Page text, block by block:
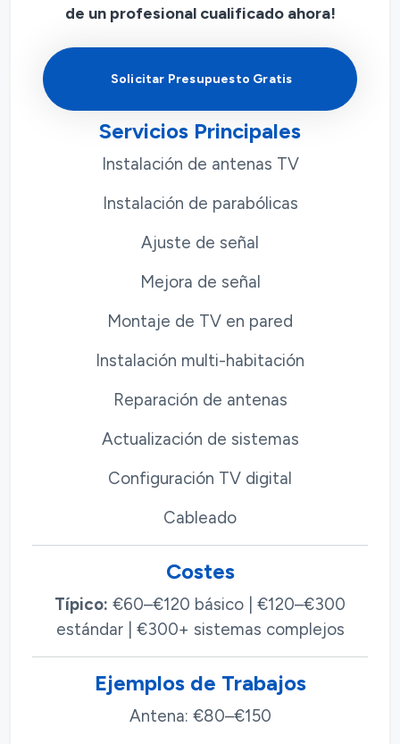
de un profesional cualificado ahora!
Solicitar Presupuesto Gratis
Servicios Principales
Instalación de antenas TV
Instalación de parabólicas
Ajuste de señal
Mejora de señal
Montaje de TV en pared
Instalación multi-habitación
Reparación de antenas
Actualización de sistemas
Configuración TV digital
Cableado
Costes
Típico: €60–€120 básico | €120–€300
estándar | €300+ sistemas complejos
Ejemplos de Trabajos
Antena: €80–€150